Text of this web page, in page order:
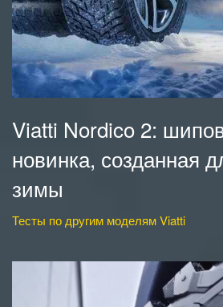
Viatti Nordico 2:
новинка, созданная
зимы
Тесты по другим моделям Viatti